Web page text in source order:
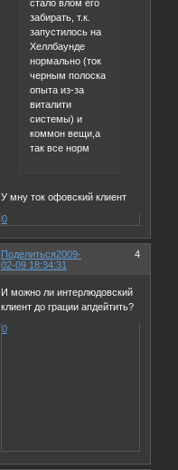
стало влом его
забирать, т.к.
запустилось на
Хеллбаунде
нормально (ток
черным полоска
опыта из-за
виталити
системы) и
коммон вещи,а
так все норм
У мну ток офовский клиент
0
Поделиться 4
2009-
02-09 18:34:31
И можно ли интерлюдовский
клиент до грации апдейтить?
0